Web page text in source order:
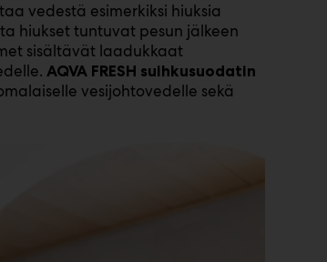
vedestä esimerkiksi hiuksia
hiukset tuntuvat pesun jälkeen
sisältävät laadukkaat
AQVA FRESH suihkusuodatin
vesijohtovedelle sekä